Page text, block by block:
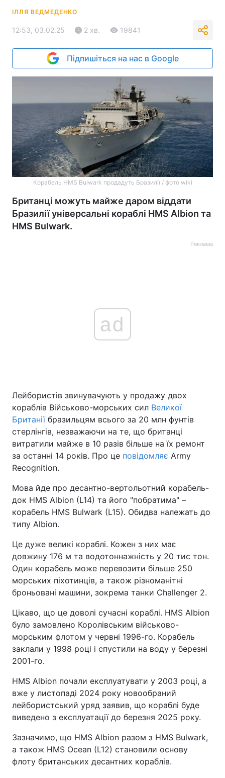
ІЛЛЯ ВЕДМЕДЕНКО
12:53, 03.02.25 2 хв. 19841
Підпишіться на нас в Google
Корабель HMS Bulwark продадуть Бразилії / фото wiki
Британці можуть майже даром віддати
Бразилії універсальні кораблі HMS Albion та
HMS Bulwark.
Реклама
ad
Лейбористів звинувачують у продажу двох
кораблів Військово-морських сил Великої
Британії бразильцям всього за 20 млн фунтів
стерлінгів, незважаючи на те, що британці
витратили майже в 10 разів більше на їх ремонт
за останні 14 років. Про це повідомляє Army
Recognition.
Мова йде про десантно-вертольотний корабель-
док HMS Albion (L14) та його "‎побратима"‎ –
корабель HMS Bulwark (L15). Обидва належать до
типу Albion.
Це дуже великі кораблі. Кожен з них має
довжину 176 м та водотоннажність у 20 тис тон.
Один корабель може перевозити більше 250
морських піхотинців, а також різноманітні
броньовані машини, зокрема танки Challenger 2.
Цікаво, що це доволі сучасні кораблі. HMS Albion
було замовлено Королівським військово-
морським флотом у червні 1996-го. Корабель
заклали у 1998 році і спустили на воду у березні
2001-го.
HMS Albion почали експлуатувати у 2003 році, а
вже у листопаді 2024 року новообраний
лейбористський уряд заявив, що кораблі буде
виведено з експлуатації до березня 2025 року.
Зазначимо, що HMS Albion разом з HMS Bulwark,
а також HMS Ocean (L12) становили основу
флоту британських десантних кораблів.